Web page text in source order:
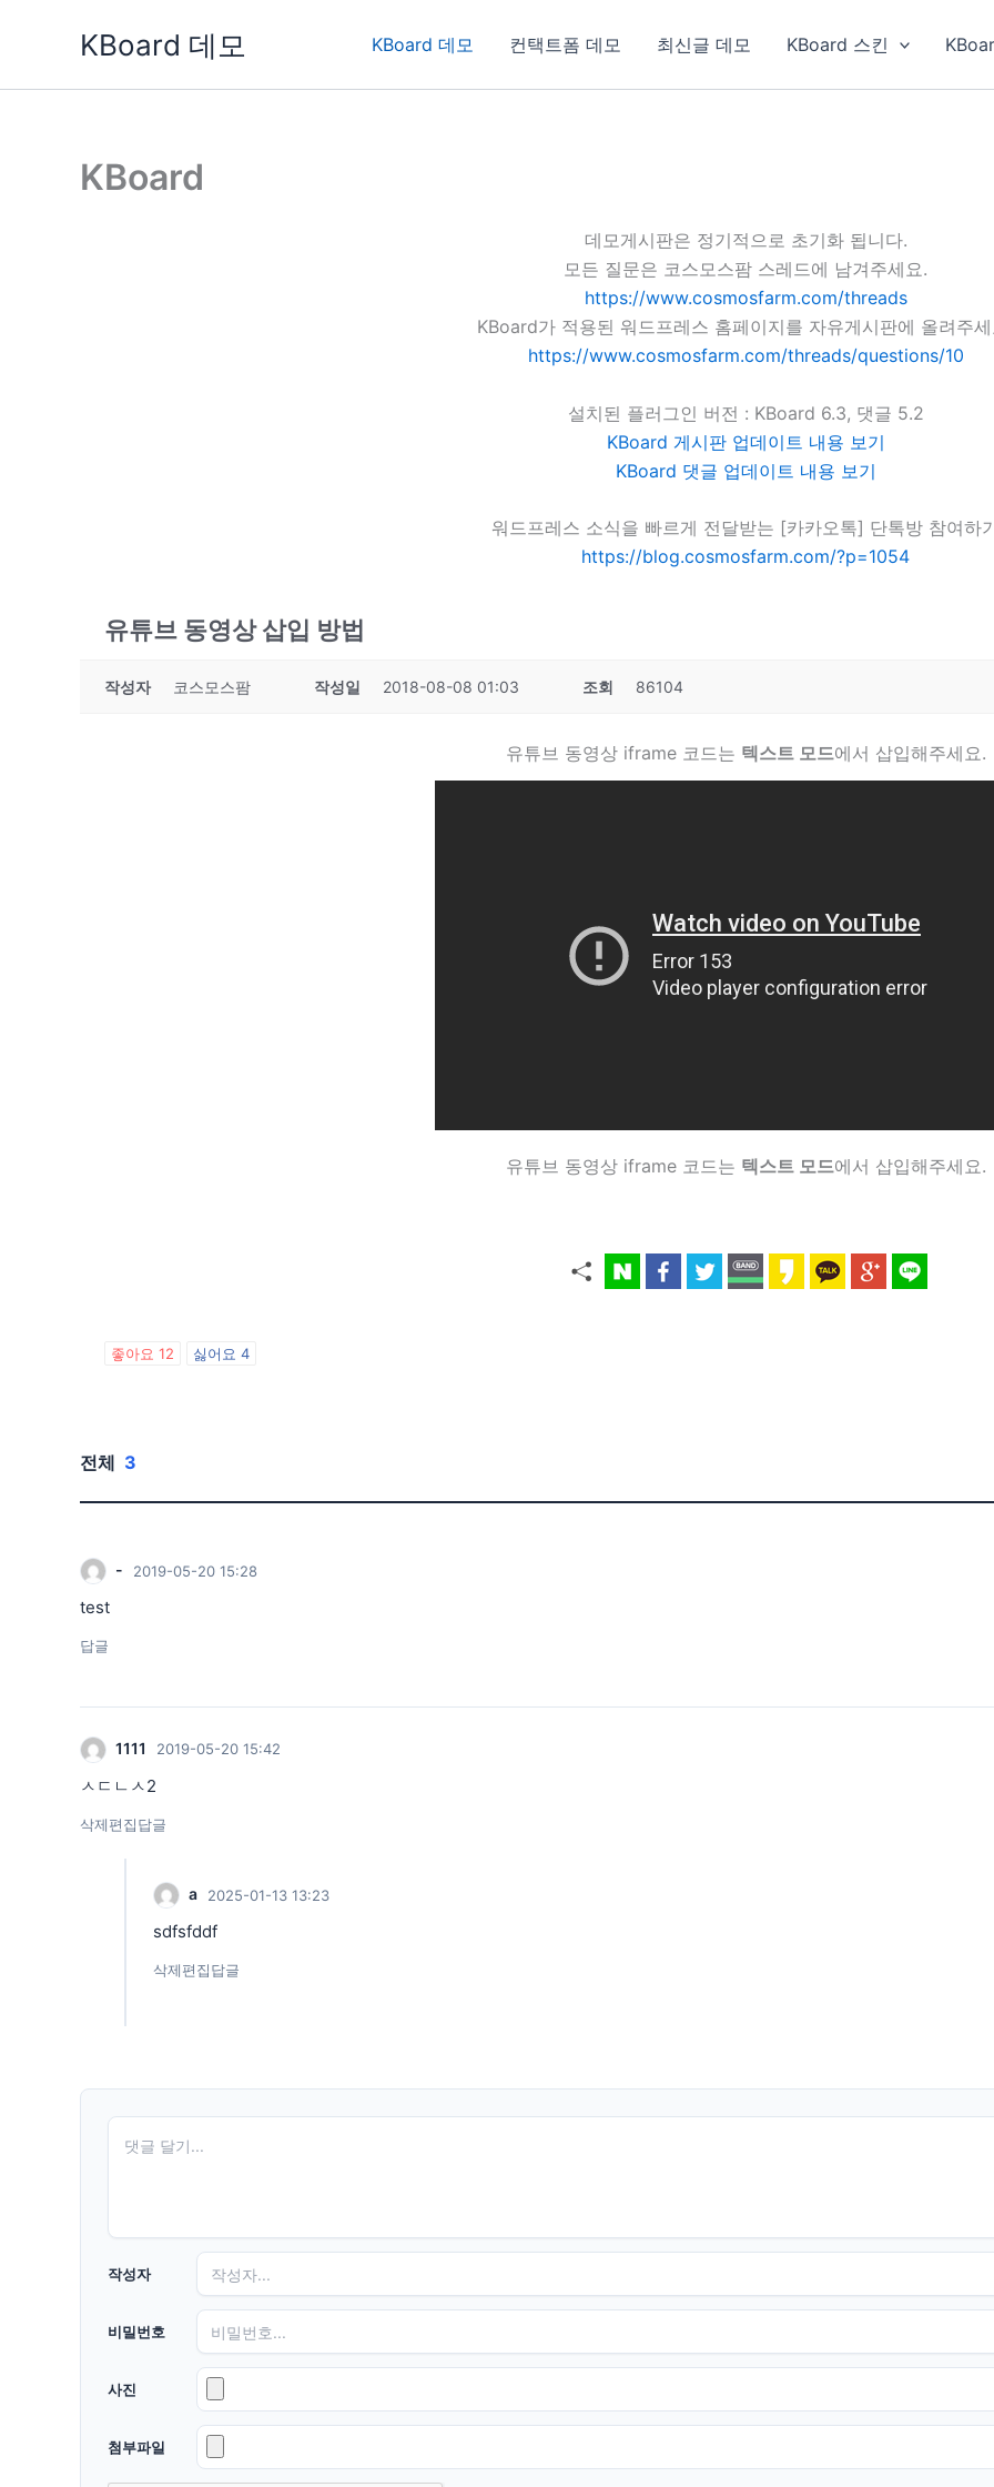
KBoard 데모 KBoard 데모 컨택트폼 데모 최신글 데모 KBoard 스킨
KBoard
데모게시판은 정기적으로 초기화 됩니다.
모든 질문은 코스모스팜 스레드에 남겨주세요.
https://www.cosmosfarm.com/threads
KBoard가 적용된 워드프레스 홈페이지를 자유게시판에 올려주
https://www.cosmosfarm.com/threads/questions/10
설치된 플러그인 버전 : KBoard 6.3, 댓글 5.2
KBoard 게시판 업데이트 내용 보기
KBoard 댓글 업데이트 내용 보기
워드프레스 소식을 빠르게 전달받는 [카카오톡] 단톡방 참여하
https://blog.cosmosfarm.com/?p=1054
유튜브 동영상 삽입 방법
작성자 코스모스팜 작성일 2018-08-08 01:03 조회 86104
유튜브 동영상 iframe 코드는 텍스트 모드에서 삽입해주세요.
유튜브 동영상 iframe 코드는 텍스트 모드에서 삽입해주세요.
좋아요 12 싫어요 4
전체 3
- 2019-05-20 15:28
test
답글
1111 2019-05-20 15:42
ㅅㄷㄴㅅ2
삭제편집답글
a 2025-01-13 13:23
sdfsfddf
삭제편집답글
작성자
비밀번호
사진
첨부파일